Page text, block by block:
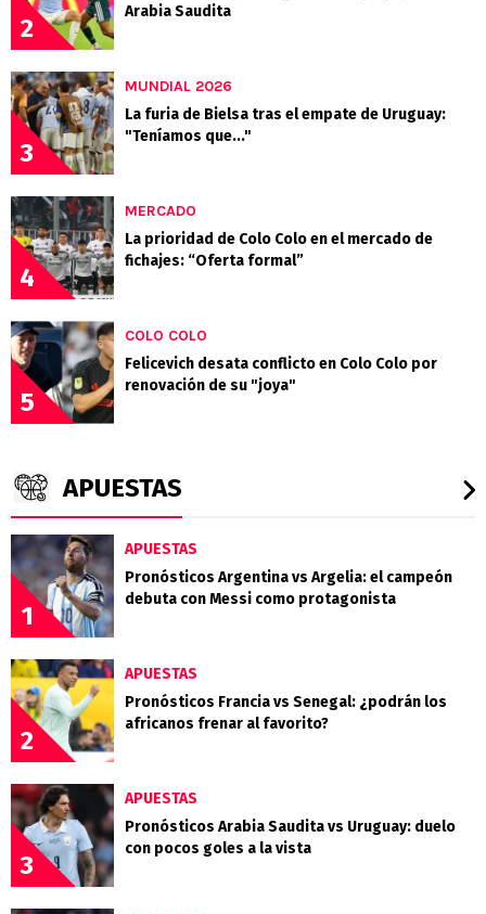
2
Arabia Saudita
3
MUNDIAL 2026
La furia de Bielsa tras el empate de Uruguay:
"Teníamos que..."
4
MERCADO
La prioridad de Colo Colo en el mercado de
fichajes: “Oferta formal”
5
COLO COLO
Felicevich desata conflicto en Colo Colo por
renovación de su "joya"
APUESTAS
1
APUESTAS
Pronósticos Argentina vs Argelia: el campeón
debuta con Messi como protagonista
2
APUESTAS
Pronósticos Francia vs Senegal: ¿podrán los
africanos frenar al favorito?
3
APUESTAS
Pronósticos Arabia Saudita vs Uruguay: duelo
con pocos goles a la vista